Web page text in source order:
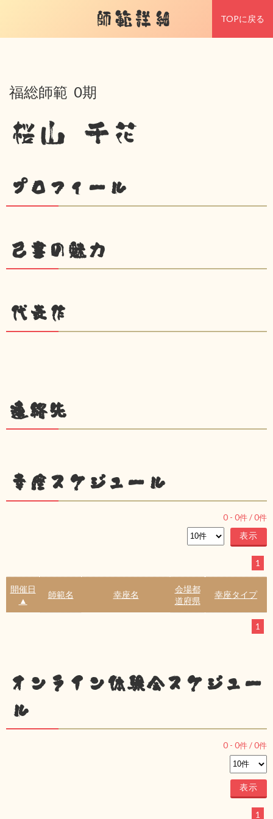
師範詳細 TOPに戻る
福総師範 0期
桜山 千花
プロフィール
己書の魅力
代表作
連絡先
幸座スケジュール
0 - 0件 /0件
1
開催日
▲
師範名 幸座名
会場都
道府県
幸座タイプ
1
オンライン体験会スケジュー
ル
0 - 0件 /0件
1